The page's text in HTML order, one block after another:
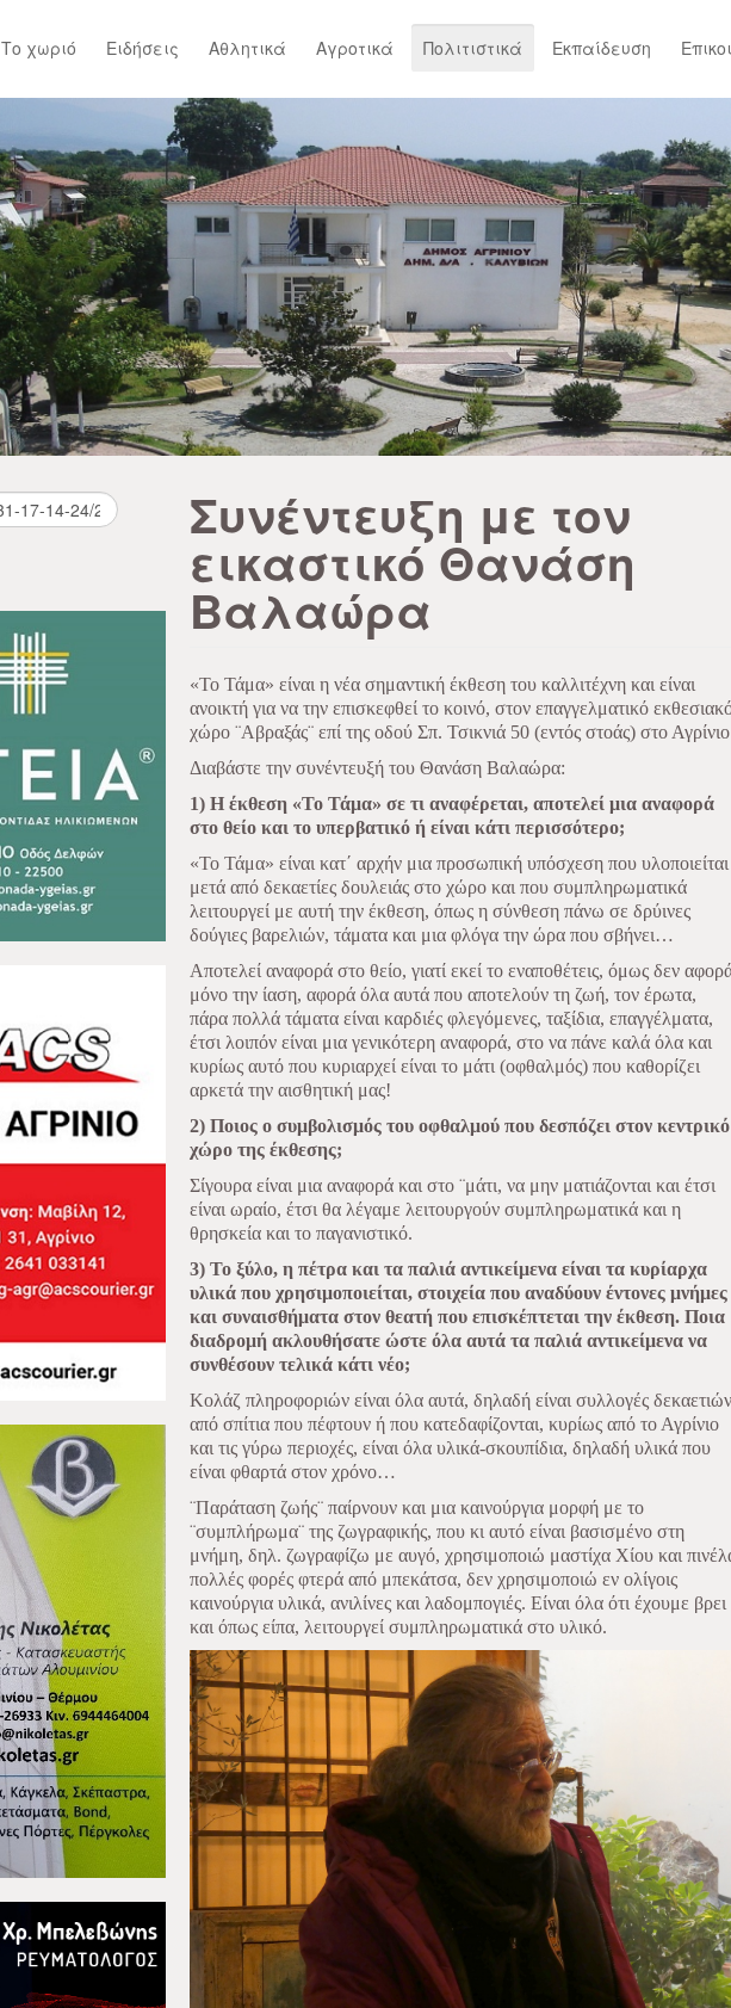
Το χωριό Ειδήσεις Αθλητικά Αγροτικά Πολιτιστικά Εκπαίδευση
Συνέντευξη με τον
εικαστικό Θανάση
Βαλαώρα
«Το Τάμα» είναι η νέα σημαντική έκθεση του καλλιτέχνη και είναι
ανοικτή για να την επισκεφθεί το κοινό, στον επαγγελματικό
χώρο ¨Αβραξάς¨ επί της οδού Σπ. Τσικνιά 50 (εντός στοάς) στο
Διαβάστε την συνέντευξή του Θανάση Βαλαώρα:
1) Η έκθεση «Το Τάμα» σε τι αναφέρεται, αποτελεί μια αναφορά
στο θείο και το υπερβατικό ή είναι κάτι περισσότερο;
«Το Τάμα» είναι κατ΄ αρχήν μια προσωπική υπόσχεση που υλοποιείται
μετά από δεκαετίες δουλειάς στο χώρο και που συμπληρωματικά
λειτουργεί με αυτή την έκθεση, όπως η σύνθεση πάνω σε δρύινες
δούγιες βαρελιών, τάματα και μια φλόγα την ώρα που σβήνει…
Αποτελεί αναφορά στο θείο, γιατί εκεί το εναποθέτεις, όμως δεν
μόνο την ίαση, αφορά όλα αυτά που αποτελούν τη ζωή, τον έρωτα,
πάρα πολλά τάματα είναι καρδιές φλεγόμενες, ταξίδια, επαγγέλματα,
έτσι λοιπόν είναι μια γενικότερη αναφορά, στο να πάνε καλά όλα και
κυρίως αυτό που κυριαρχεί είναι το μάτι (οφθαλμός) που καθορίζει
αρκετά την αισθητική μας!
2) Ποιος ο συμβολισμός του οφθαλμού που δεσπόζει στον κεντρικό
χώρο της έκθεσης;
Σίγουρα είναι μια αναφορά και στο ¨μάτι, να μην ματιάζονται και έτσι
είναι ωραίο, έτσι θα λέγαμε λειτουργούν συμπληρωματικά και η
θρησκεία και το παγανιστικό.
3) Το ξύλο, η πέτρα και τα παλιά αντικείμενα είναι τα κυρίαρχα
υλικά που χρησιμοποιείται, στοιχεία που αναδύουν έντονες μνήμες
και συναισθήματα στον θεατή που επισκέπτεται την έκθεση. Ποια
διαδρομή ακλουθήσατε ώστε όλα αυτά τα παλιά αντικείμενα να
συνθέσουν τελικά κάτι νέο;
Κολάζ πληροφοριών είναι όλα αυτά, δηλαδή είναι συλλογές δεκαετιών
από σπίτια που πέφτουν ή που κατεδαφίζονται, κυρίως από το Αγρίνιο
και τις γύρω περιοχές, είναι όλα υλικά-σκουπίδια, δηλαδή υλικά που
είναι φθαρτά στον χρόνο…
¨Παράταση ζωής¨ παίρνουν και μια καινούργια μορφή με το
¨συμπλήρωμα¨ της ζωγραφικής, που κι αυτό είναι βασισμένο στη
μνήμη, δηλ. ζωγραφίζω με αυγό, χρησιμοποιώ μαστίχα Χίου και
πολλές φορές φτερά από μπεκάτσα, δεν χρησιμοποιώ εν ολίγοις
καινούργια υλικά, ανιλίνες και λαδομπογιές. Είναι όλα ότι έχουμε βρει
και όπως είπα, λειτουργεί συμπληρωματικά στο υλικό.